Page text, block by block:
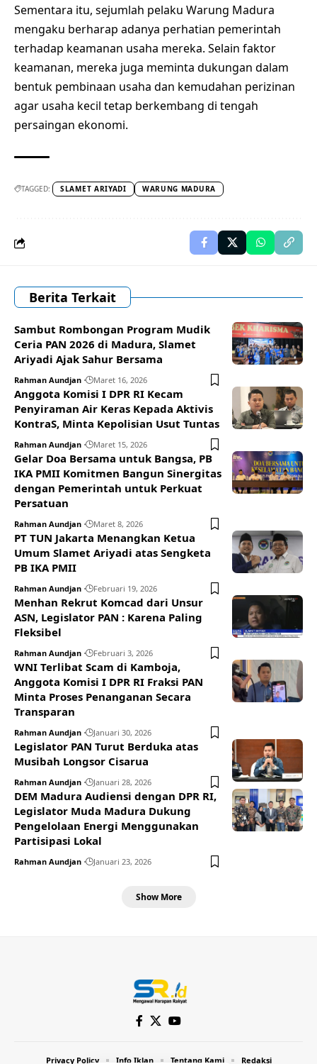
Sementara itu, sejumlah pelaku Warung Madura
mengaku berharap adanya perhatian pemerintah
terhadap keamanan usaha mereka. Selain faktor
keamanan, mereka juga meminta dukungan dalam
bentuk pembinaan usaha dan kemudahan perizinan
agar usaha kecil tetap berkembang di tengah
persaingan ekonomi.
TAGGED: SLAMET ARIYADI WARUNG MADURA
Berita Terkait
Sambut Rombongan Program Mudik
Ceria PAN 2026 di Madura, Slamet
Ariyadi Ajak Sahur Bersama
Rahman Aundjan Maret 16, 2026
Anggota Komisi I DPR RI Kecam
Penyiraman Air Keras Kepada Aktivis
KontraS, Minta Kepolisian Usut Tuntas
Rahman Aundjan Maret 15, 2026
Gelar Doa Bersama untuk Bangsa, PB
IKA PMII Komitmen Bangun Sinergitas
dengan Pemerintah untuk Perkuat
Persatuan
Rahman Aundjan Maret 8, 2026
PT TUN Jakarta Menangkan Ketua
Umum Slamet Ariyadi atas Sengketa
PB IKA PMII
Rahman Aundjan Februari 19, 2026
Menhan Rekrut Komcad dari Unsur
ASN, Legislator PAN : Karena Paling
Fleksibel
Rahman Aundjan Februari 3, 2026
WNI Terlibat Scam di Kamboja,
Anggota Komisi I DPR RI Fraksi PAN
Minta Proses Penanganan Secara
Transparan
Rahman Aundjan Januari 30, 2026
Legislator PAN Turut Berduka atas
Musibah Longsor Cisarua
Rahman Aundjan Januari 28, 2026
DEM Madura Audiensi dengan DPR RI,
Legislator Muda Madura Dukung
Pengelolaan Energi Menggunakan
Partisipasi Lokal
Rahman Aundjan Januari 23, 2026
Show More
Privacy Policy Info Iklan Tentang Kami Redaksi